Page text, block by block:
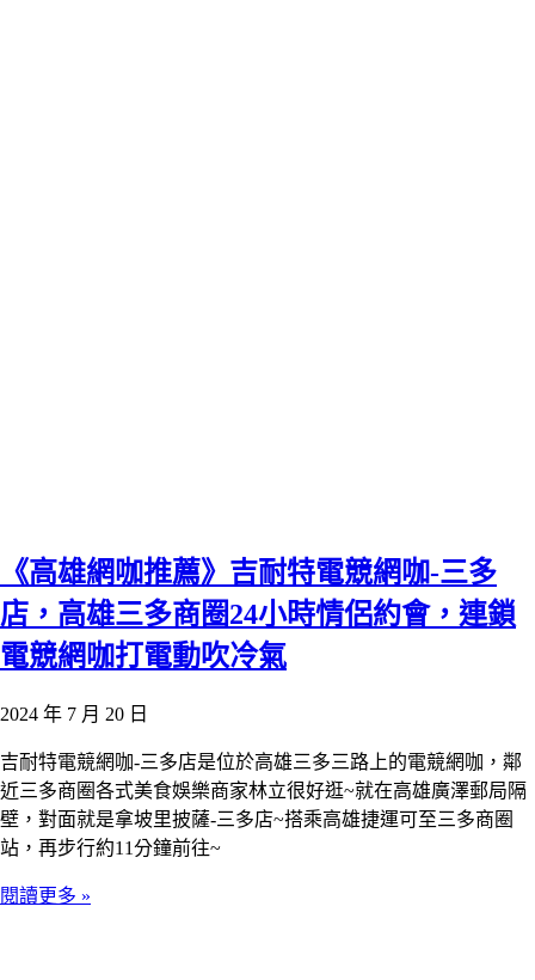
《高雄網咖推薦》吉耐特電競網咖-三多
店，高雄三多商圈24小時情侶約會，連鎖
電競網咖打電動吹冷氣
2024 年 7 月 20 日
吉耐特電競網咖-三多店是位於高雄三多三路上的電競網咖，鄰
近三多商圈各式美食娛樂商家林立很好逛~就在高雄廣澤郵局隔
壁，對面就是拿坡里披薩-三多店~搭乘高雄捷運可至三多商圈
站，再步行約11分鐘前往~
閱讀更多 »